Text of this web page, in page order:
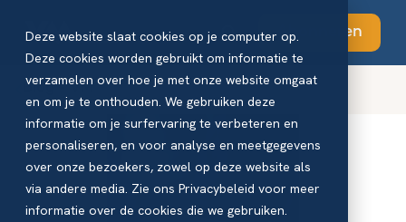
Deze website slaat cookies op je computer op.
Deze cookies worden gebruikt om informatie te
verzamelen over hoe je met onze website omgaat
en om je te onthouden. We gebruiken deze
informatie om je surfervaring te verbeteren en
personaliseren, en voor analyse en meetgegevens
over onze bezoekers, zowel op deze website als
via andere media. Zie ons Privacybeleid voor meer
informatie over de cookies die we gebruiken.
Abonneren
Blog - VM